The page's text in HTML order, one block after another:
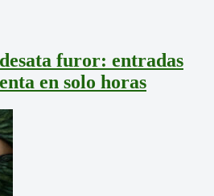
furor: entradas
en solo horas